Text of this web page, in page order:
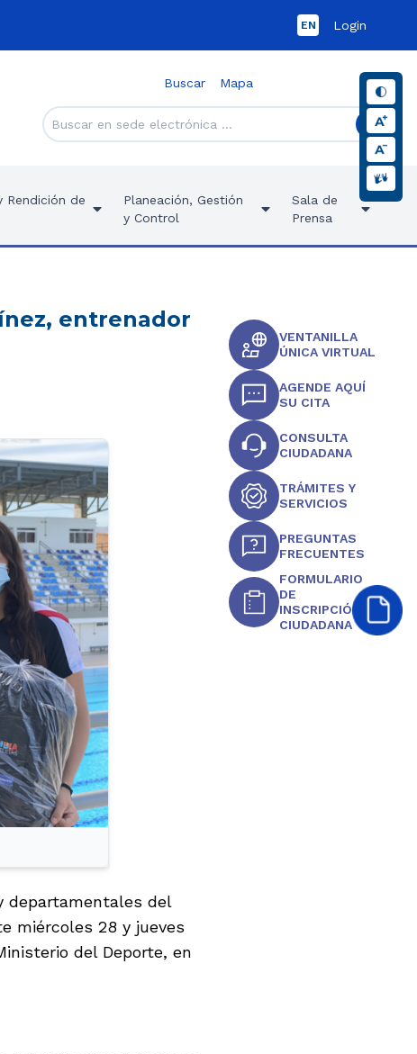
EN Login
Buscar Mapa
Rendición de
Planeación, Gestión
y Control
Sala de
Prensa
entrenador
departamentales del
miércoles 28 y jueves
del Deporte, en
VENTANILLA
ÚNICA VIRTUAL
AGENDE AQUÍ
SU CITA
CONSULTA
CIUDADANA
TRÁMITES Y
SERVICIOS
PREGUNTAS
FRECUENTES
FORMULARIO
DE
INSCRIPCIÓN
CIUDADANA